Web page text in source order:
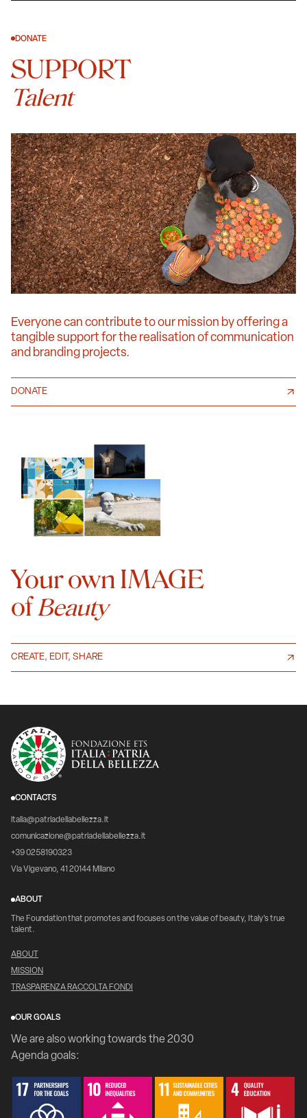
DONATE
SUPPORT
Talent
Everyone can contribute to our mission by offering a
tangible support for the realisation of communication
and branding projects.
DONATE
Your own IMAGE
ofBeauty
CREATE, EDIT, SHARE
CONTACTS
italia@patriadellabellezza.it
comunicazione@patriadellabellezza.it
+39 0258190323
Via Vigevano, 41 20144 Milano
ABOUT
The Foundation that promotes and focuses on the value of beauty, Italy's true
talent.
ABOUT
MISSION
TRASPARENZA RACCOLTA FONDI
OUR GOALS
We are also working towards the 2030
Agenda goals: